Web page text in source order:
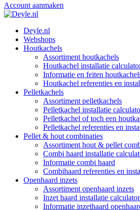
Account aanmaken
Deyle.nl
Webshops
Houtkachels
Assortiment houtkachels
Houtkachel installatie
Informatie en feiten
Houtkachel referenties en
Pelletkachels
Assortiment pelletkachels
Pelletkachel installatie
Pelletkachel of toch een
Pelletkachel referenties en
Pellet & hout combinaties
Assortiment hout & pellet
Combi haard installatie
Informatie combi haard
Combihaard referenties en
Openhaard inzets
Assortiment openhaard inzets
Inzet haard installatie calculator
Informatie inzethaard